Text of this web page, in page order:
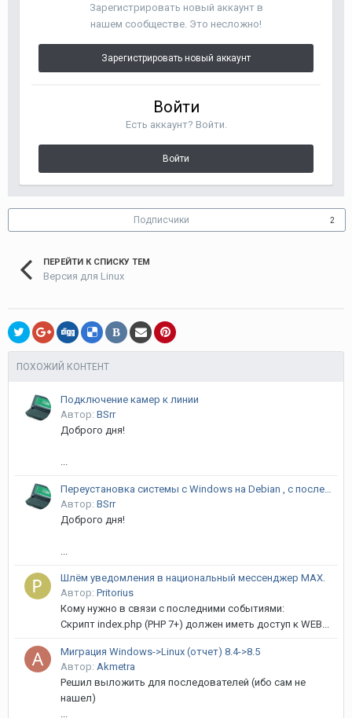
Зарегистрировать новый аккаунт в
нашем сообществе. Это несложно!
Зарегистрировать новый аккаунт
Войти
Есть аккаунт? Войти.
Войти
Подписчики 2
ПЕРЕЙТИ К СПИСКУ ТЕМ
Версия для Linux
В
ПОХОЖИЙ КОНТЕНТ
Подключение камер к линии
Автор: BSrr
Доброго дня!
...
Автор: BSrr
Доброго дня!
Шлём уведомления в национальный мессенджер MAX.
Автор: Pritorius
Кому нужно в связи с последними событиями:
Скрипт index.php (PHP 7+) должен иметь доступ к WEB...
Миграция Windows->Linux (отчет) 8.4->8.5
Автор: Akmetra
Решил выложить для последователей (ибо сам не
нашел)